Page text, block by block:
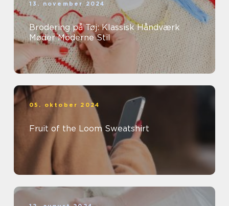
13. november 2024
Brodering på Tøj: Klassisk Håndværk
Møder Moderne Stil
05. oktober 2024
Fruit of the Loom Sweatshirt